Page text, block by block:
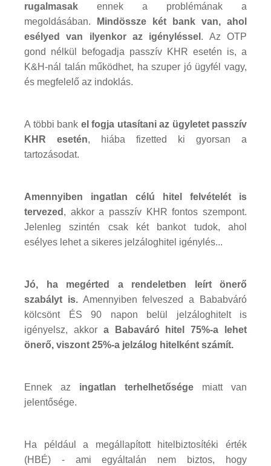
rugalmasak ennek a problémának a
megoldásában.
Mindössze két bank van, ahol
esélyed van ilyenkor az igényléssel . Az OTP
gond nélkül befogadja passzív KHR esetén is, a
K&H-nál talán működhet, ha szuper jó ügyfél vagy,
és megfelelő az indoklás.
A többi bank el fogja utasítani az ügyletet passzív
KHR esetén, hiába fizetted ki gyorsan a
tartozásodat.
Amennyiben ingatlan célú hitel felvételét is
tervezed , akkor a passzív KHR fontos szempont.
Jelenleg szintén csak két bankot tudok, ahol
esélyes lehet a sikeres jelzáloghitel igénylés...
Jó, ha megérted a rendeletben leírt önerő
szabályt is.Amennyiben felveszed a Bababváró
kölcsönt ÉS 90 napon belül jelzáloghitelt is
igényelsz, akkor a Babaváró hitel 75%-a lehet
önerő, viszont 25%-a jelzálog hitelként számít.
Ennek az ingatlan terhelhetősége miatt van
jelentősége.
Ha például a megállapított hitelbiztosítéki érték
(HBÉ) - ami egyáltalán nem biztos, hogy